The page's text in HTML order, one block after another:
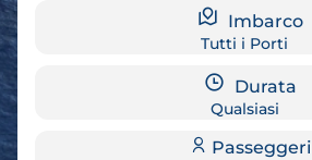
Imbarco
Tutti i Porti
Durata
Qualsiasi
Passeggeri